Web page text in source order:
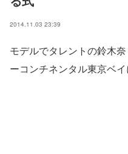
2014.11.03 23:39
モデルでタレントの鈴木
ーコンチネンタル東京ベ